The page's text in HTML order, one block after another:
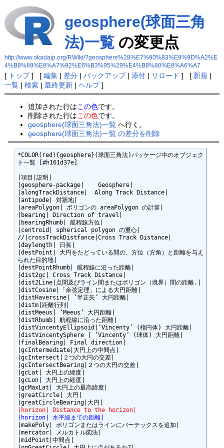
geosphere(球面三角
法)一覧の変更点
http://www.okadajp.org/RWiki/?geosphere%28%E7%90%83%E9%9D%A2%E
4%B8%89%E8%A7%92%E6%B3%95%29%E4%B8%80%E8%A6%A7
[ トップ] [ 編集| 差分| バックアップ| 添付| リロード ] [ 新規 |
一覧| 検索| 最終更新| ヘルプ]
追加された行はこの色です。
削除された行はこの色です。
geosphere(球面三角法)一覧 へ行く。
geosphere(球面三角法)一覧 の差分を削除
*COLOR(red){geosphere}(球面三角法)パッケージ中のオブジェク
ト一覧 [#h161d37e]
|項目|説明|
|geosphere-package|    Geosphere|
|alongTrackDistance|  Along Track Distance|
|antipode| 対蹠地|
|areaPolygon| ポリゴンの areaPolygon の計算|
|bearing| Direction of travel|
|bearingRhumb| 航程線方位|
|centroid| spherical polygon の重心|
//|crossTrackDistfance|Cross Track Distance|
|daylength| 日長|
|destPoint| 大円をたどっている間の、方位（方角）と距離を与え
られた目的地|
|destPointRhumb| 航程線に沿った距離|
|dist2gc| Cross Track Distance|
|dist2Line|点間及びライン間またはポリゴン（境界）間の距離.|
|distCosine|「余弦定理」による大円距離|
|distHaversine| ’半正矢’ 大円距離|
|distm|距離行列|
|distMeeus| ’Meeus’ 大円距離|
|distRhumb| 航程線に沿った距離|
|distVincentyEllipsoid|’Vincenty’ (楕円体) 大円距離|
|distVincentySphere | ’Vincenty’ (球体) 大円距離|
|finalBearing| Final direction|
|gcIntermediate|大円上の中間点|
|gcIntersect|２つの大円の交差|
|gcIntersectBearing|２つの大円の交差|
|gcLat| 大円上の緯度|
|gcLon| 大円上の経度|
|gcMaxLat| 大円上の最高緯度|
|greatCircle| 大円|
|horizon| Distance to the horizon|
|horizon| 水平線までの距離|
|makePoly| ポリゴンまたはラインにバーテックスを追加|
|mercator| メルカトル図法|
|midPoint|中間点|